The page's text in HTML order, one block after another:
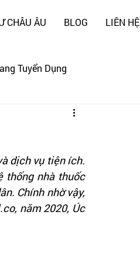
CHÂU ÂU BLOG LIÊN HỆ
Tuyển Dụng
dịch vụ tiện ích.
thống nhà thuốc
Chính nhờ vậy,
năm 2020, Úc